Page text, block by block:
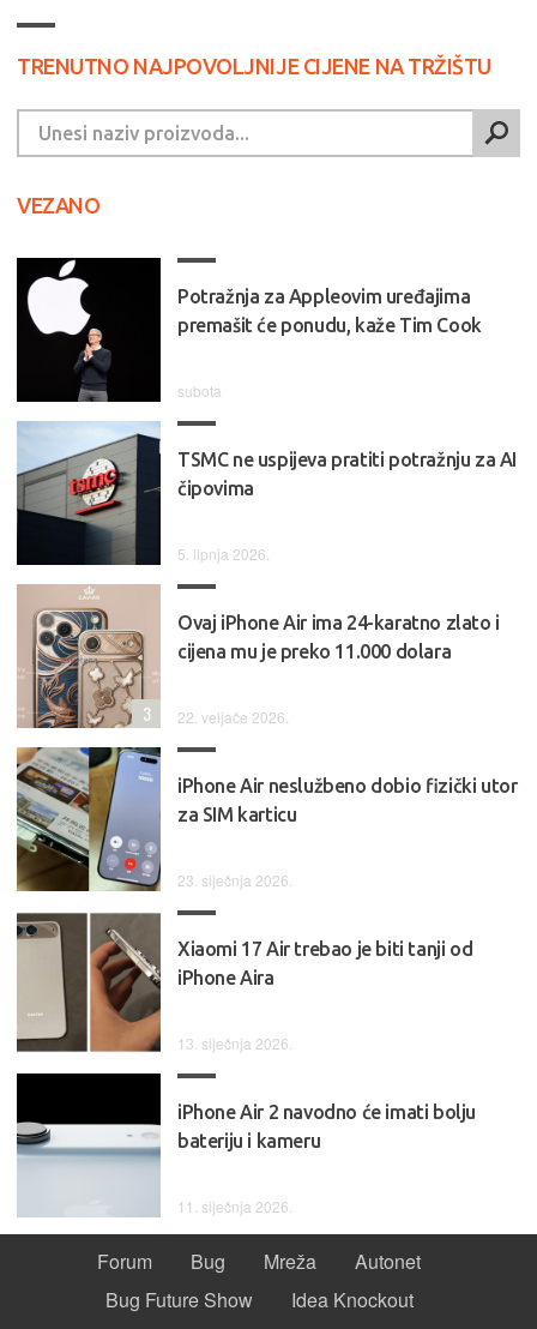
TRENUTNO NAJPOVOLJNIJE CIJENE NA TRŽIŠTU
VEZANO
Potražnja za Appleovim uređajima
premašit će ponudu, kaže Tim Cook
subota
TSMC ne uspijeva pratiti potražnju za AI
čipovima
5. lipnja 2026.
Ovaj iPhone Air ima 24-karatno zlato i
cijena mu je preko 11.000 dolara
22. veljače 2026.
3
iPhone Air neslužbeno dobio fizički utor
za SIM karticu
23. siječnja 2026.
Xiaomi 17 Air trebao je biti tanji od
iPhone Aira
13. siječnja 2026.
iPhone Air 2 navodno će imati bolju
bateriju i kameru
11. siječnja 2026.
Forum Bug Mreža
Autonet
Bug Future Show
Idea Knockout